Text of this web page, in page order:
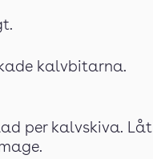
kalvbitarna.
per kalvskiva. Låt